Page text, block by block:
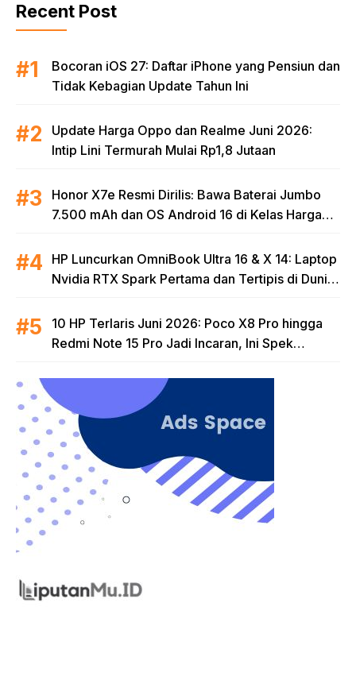
Recent Post
Bocoran iOS 27: Daftar iPhone yang Pensiun dan
Tidak Kebagian Update Tahun Ini
Update Harga Oppo dan Realme Juni 2026:
Intip Lini Termurah Mulai Rp1,8 Jutaan
Honor X7e Resmi Dirilis: Bawa Baterai Jumbo
7.500 mAh dan OS Android 16 di Kelas Harga
HP Luncurkan OmniBook Ultra 16 & X 14: Laptop
Nvidia RTX Spark Pertama dan Tertipis di Dunia
10 HP Terlaris Juni 2026: Poco X8 Pro hingga
Redmi Note 15 Pro Jadi Incaran, Ini Spek